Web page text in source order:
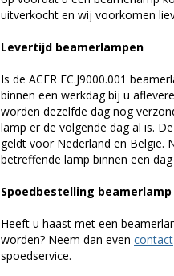
uitverkocht en wij voorkomen
Levertijd beamerlampen
Is de ACER EC.J9000.001
binnen een werkdag bij u
worden dezelfde dag nog
lamp er de volgende dag al is.
geldt voor Nederland en België.
betreffende lamp binnen een
Spoedbestelling beamerlamp
Heeft u haast met een
worden? Neem dan even contact
spoedservice.